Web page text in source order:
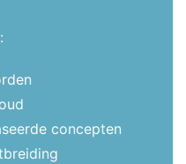
concepten